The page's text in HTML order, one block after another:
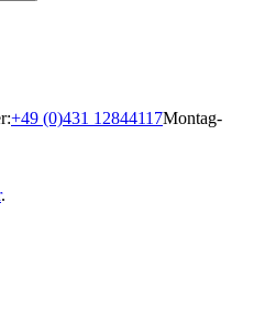
+49 (0)431 12844117Montag-
.